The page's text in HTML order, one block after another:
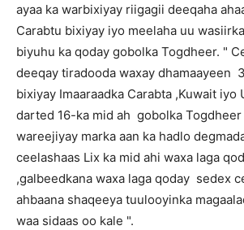
ayaa ka warbixiyay riigagii deeqaha
Carabtu bixiyay iyo meelaha uu
biyuhu ka qoday gobolka Togdheer. "
deeqay tiradooda waxay dhamaayeen
bixiyay Imaaraadka Carabta ,Kuwait iyo
darted 16-ka mid ah gobolka Togdheer
wareejiyay marka aan ka hadlo
ceelashaas Lix ka mid ahi waxa laga
,galbeedkana waxa laga qoday sedex
ahbaana shaqeeya tuulooyinka
waa sidaas oo kale ".